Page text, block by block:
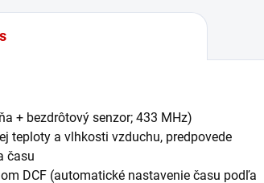
+ bezdrôtový senzor; 433 MHz)
teploty a vlhkosti vzduchu, predpovede
času
DCF (automatické nastavenie času podľa